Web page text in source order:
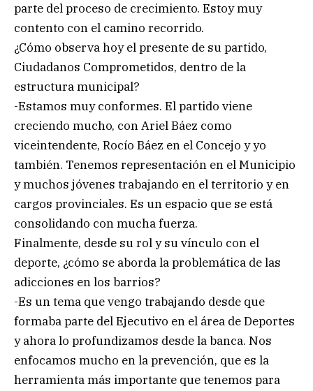
parte del proceso de crecimiento. Estoy muy
contento con el camino recorrido.
¿Cómo observa hoy el presente de su partido,
Ciudadanos Comprometidos, dentro de la
estructura municipal?
-Estamos muy conformes. El partido viene
creciendo mucho, con Ariel Báez como
viceintendente, Rocío Báez en el Concejo y yo
también. Tenemos representación en el Municipio
y muchos jóvenes trabajando en el territorio y en
cargos provinciales. Es un espacio que se está
consolidando con mucha fuerza.
Finalmente, desde su rol y su vínculo con el
deporte, ¿cómo se aborda la problemática de las
adicciones en los barrios?
-Es un tema que vengo trabajando desde que
formaba parte del Ejecutivo en el área de Deportes
y ahora lo profundizamos desde la banca. Nos
enfocamos mucho en la prevención, que es la
herramienta más importante que tenemos para